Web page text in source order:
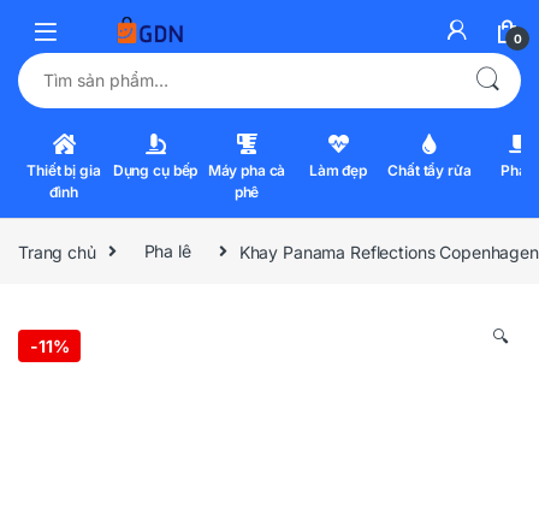
0
Tìm kiếm:
Thiết bị gia
đình
Dụng cụ bếp Máy pha cà
phê
Làm đẹp Chất tẩy rửa Pha
Trang chủ Pha lê Khay Panama Reflections Copenhagen
-11% 🔍